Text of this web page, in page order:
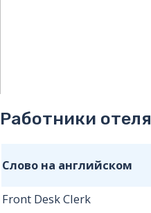
Работники отеля
Слово на английском
Front Desk Clerk